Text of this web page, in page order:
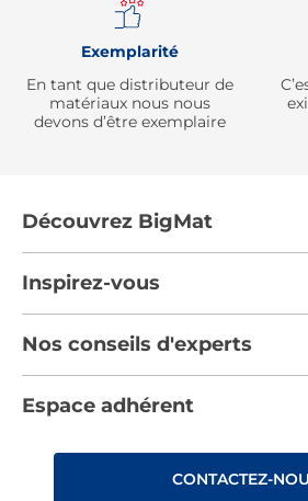
Exemplarité
En tant que distributeur de
matériaux nous nous
devons d’être exemplaire
Découvrez BigMat
Devenez adhérent
Les Bâtisseurs du Sport
Inspirez-vous
Nos catalogues
Rencontres
Nos conseils d'experts
Espace adhérent
CONTACTEZ-